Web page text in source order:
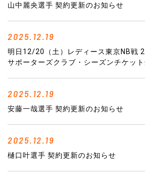
山中麗央選手 契約更新のお知らせ
2025.12.19
明日12/20（土）レディース東京NB戦
サポーターズクラブ・シーズンチケッ
2025.12.19
安藤一哉選手 契約更新のお知らせ
2025.12.19
樋口叶選手 契約更新のお知らせ